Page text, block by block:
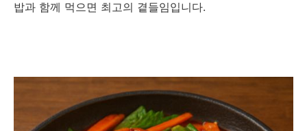
밥과 함께 먹으면 최고의 곁들임입니다.